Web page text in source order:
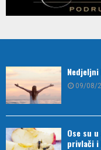
09/08/
Ose su
privlači